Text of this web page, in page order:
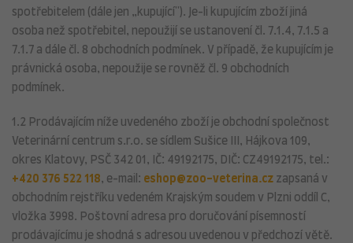
spotřebitelem (dále jen „kupující"). Je-li kupujícím zboží jiná
osoba než spotřebitel, nepoužijí se ustanovení čl. 7.1.4, 7.1.5 a
7.1.7 a dále čl. 8 obchodních podmínek. V případě, že kupujícím je
právnická osoba, nepoužije se rovněž čl. 9 obchodních
podmínek.
1.2 Prodávajícím níže uvedeného zboží je obchodní společnost
Veterinární centrum s.r.o. se sídlem Sušice III, Hájkova 109,
okres Klatovy, PSČ 342 01, IČ: 49192175, DIČ: CZ49192175, tel.:
+420 376 522 118, e-mail: eshop@zoo-veterina.cz zapsaná v
obchodním rejstříku vedeném Krajským soudem v Plzni oddíl C,
vložka 3998. Poštovní adresa pro doručování písemností
prodávajícímu je shodná s adresou uvedenou v předchozí větě.